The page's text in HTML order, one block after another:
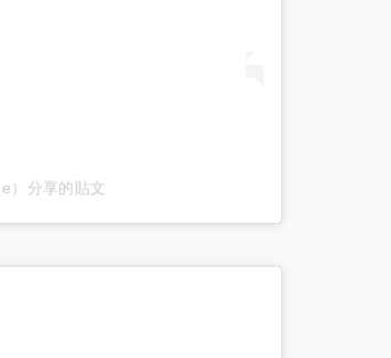
）分享的貼文